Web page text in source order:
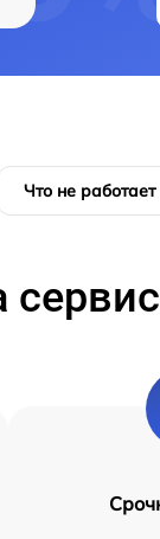
Что не работает